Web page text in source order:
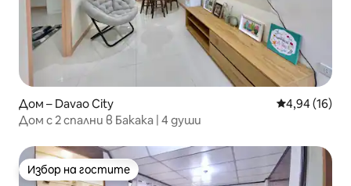
Дом – Davao City Средна
4,94 (16)
Дом с 2 спални в Бакака | 4 души
Избор на гостите
Избор на гостите